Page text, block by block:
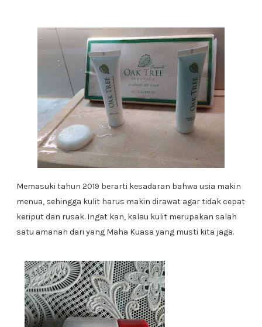
Memasuki tahun 2019 berarti kesadaran bahwa usia makin
menua, sehingga kulit harus makin dirawat agar tidak cepat
keriput dan rusak. Ingat kan, kalau kulit merupakan salah
satu amanah dari yang Maha Kuasa yang musti kita jaga.